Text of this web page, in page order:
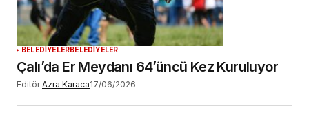
BELEDİYELERBELEDİYELER
Çalı’da Er Meydanı 64’üncü Kez Kuruluyor
Editör Azra Karaca17/06/2026